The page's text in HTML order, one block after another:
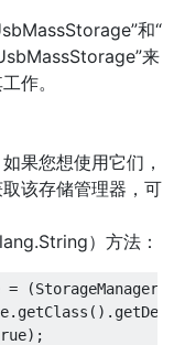
和“
来
作。
果您想使用它们，
该存储管理器，可
）方法：